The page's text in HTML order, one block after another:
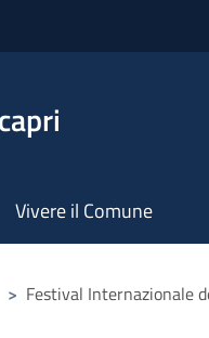
Vivere il Comune
> Festival Internazionale